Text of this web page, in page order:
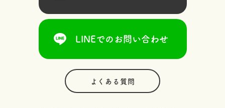
LINEでのお問い合わせ
よくある質問